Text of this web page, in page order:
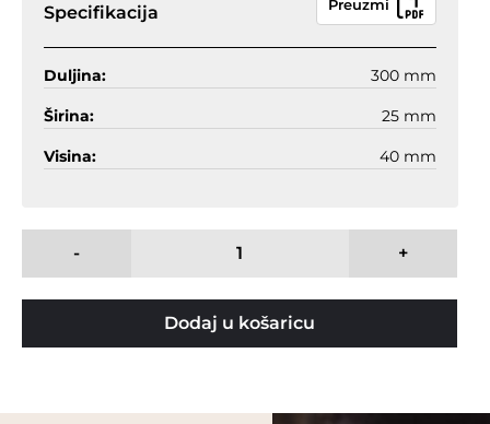
Specifikacija Preuzmi
Duljina: 300 mm
Širina: 25 mm
Visina: 40 mm
- +
Dodaj u košaricu